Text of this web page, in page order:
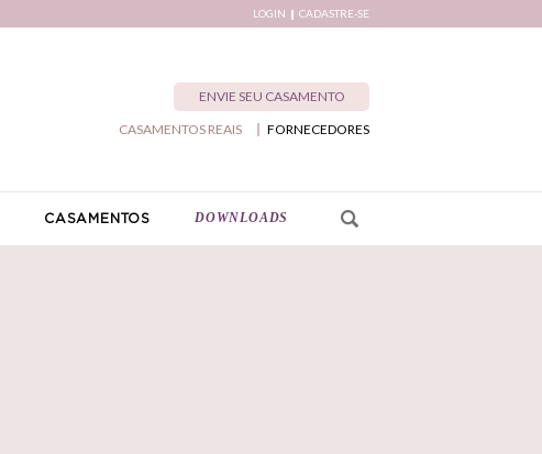
LOGIN CADASTRE-SE
ENVIE SEU CASAMENTO
FORNECEDORES
CASAMENTOS REAIS
CASAMENTOS DOWNLOADS